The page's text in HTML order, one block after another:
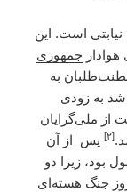
است. این
جمهوری
به
شد به زودی
از ملی‌گرایان
[۲]
پس از آن
بود، زیرا دو
جنگ هسته‌ای